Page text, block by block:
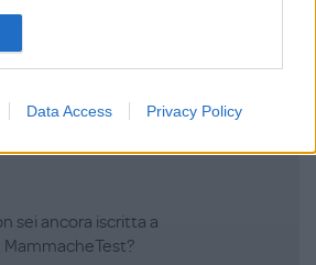
specified purposes in below Google
Data Access Privacy Policy
sei ancora iscritta a
MammacheTest?